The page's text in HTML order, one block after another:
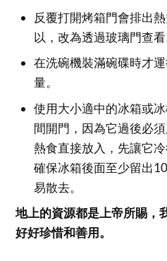
反覆打開烤箱門會排出
以，改為透過玻璃門查看
在洗碗機裝滿碗碟時才
量。
使用大小適中的冰箱或
間開門，因為它過後必
熱食直接放入，先讓它
確保冰箱後面至少留出
易散去。
地上的資源都是上帝所賜，
好好珍惜和善用。